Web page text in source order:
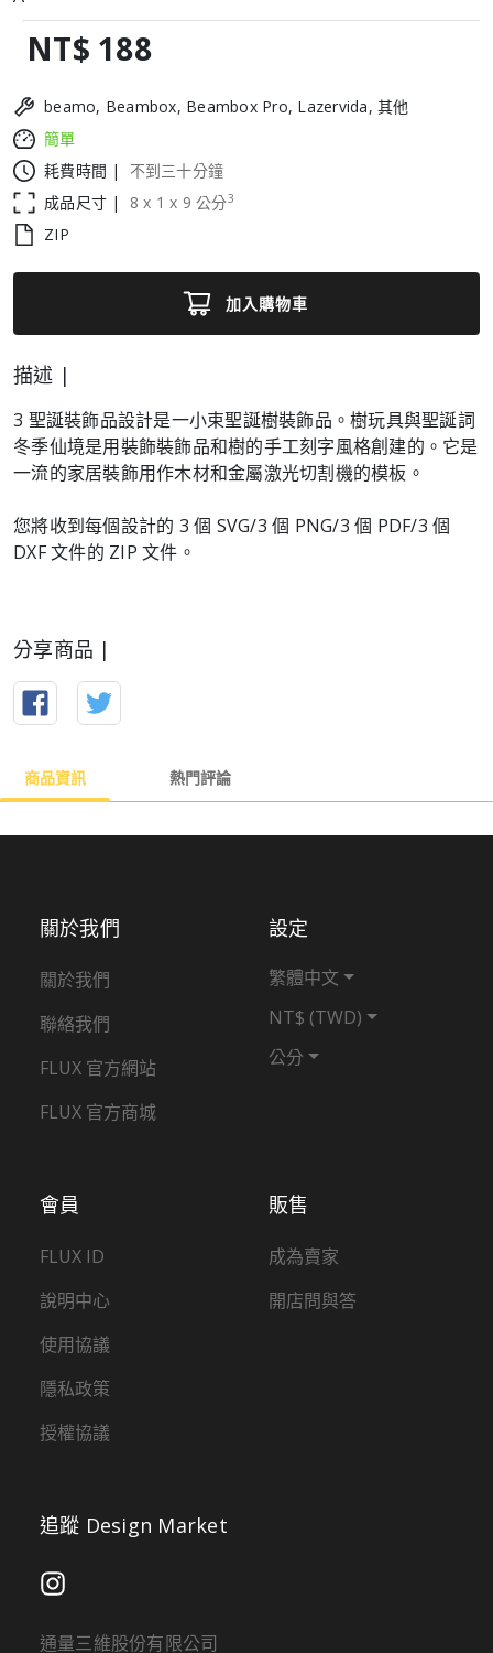
NT$ 188
beamo, Beambox, Beambox Pro, Lazervida, 其他
簡單
耗費時間 |
不到三十分鐘
成品尺寸 |
8 x 1 x 9 公分3
ZIP
加入購物車
描述 |
3 聖誕裝飾品設計是一小束聖誕樹裝飾品。樹玩具與聖誕詞
冬季仙境是用裝飾裝飾品和樹的手工刻字風格創建的。它是
一流的家居裝飾用作木材和金屬激光切割機的模板。
您將收到每個設計的 3 個 SVG/3 個 PNG/3 個 PDF/3 個
DXF 文件的 ZIP 文件。
分享商品 |
商品資訊 熱門評論
販售
成為賣家
開店問與答
會員
FLUX ID
說明中心
使用協議
隱私政策
授權協議
關於我們
關於我們
聯絡我們
FLUX 官方網站
FLUX 官方商城
設定
繁體中文
NT$ (TWD)
公分
追蹤 Design Market
通量三維股份有限公司